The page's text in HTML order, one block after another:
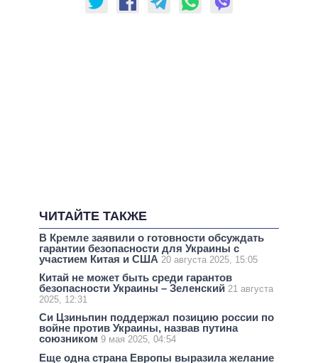
ЧИТАЙТЕ ТАКЖЕ
В Кремле заявили о готовности обсуждать
гарантии безопасности для Украины с
участием Китая и США 20 августа 2025, 15:05
Китай не может быть среди гарантов
безопасности Украины – Зеленский 21 августа
2025, 12:31
Си Цзиньпин поддержал позицию россии по
войне против Украины, назвав путина
союзником 9 мая 2025, 04:54
Еще одна страна Европы выразила желание